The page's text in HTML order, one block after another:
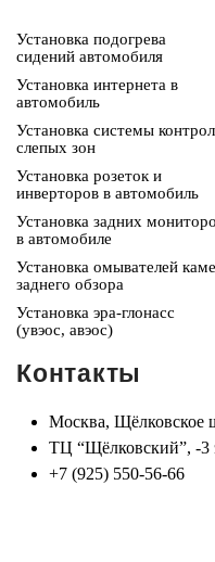
Установка подогрева
сидений автомобиля
Установка интернета в
автомобиль
Установка системы
слепых зон
Установка розеток и
инверторов в автомобиль
Установка задних
в автомобиле
Установка омывателей
заднего обзора
Установка эра-глонасс
(увэос, авэос)
Контакты
Москва, Щёлковское
ТЦ “Щёлковский”, -3
+7 (925) 550-56-66